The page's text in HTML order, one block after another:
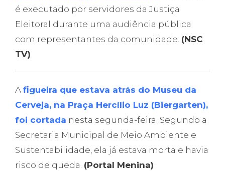
é executado por servidores da Justiça
Eleitoral durante uma audiência pública
com representantes da comunidade. (NSC
TV)
A figueira que estava atrás do Museu da
Cerveja, na Praça Hercílio Luz (Biergarten),
foi cortada nesta segunda-feira. Segundo a
Secretaria Municipal de Meio Ambiente e
Sustentabilidade, ela já estava morta e havia
risco de queda. (Portal Menina)